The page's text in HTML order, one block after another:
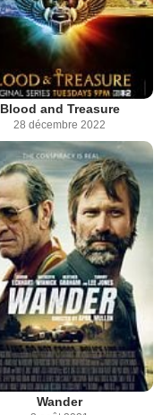
Blood and Treasure
28 décembre 2022
Wander